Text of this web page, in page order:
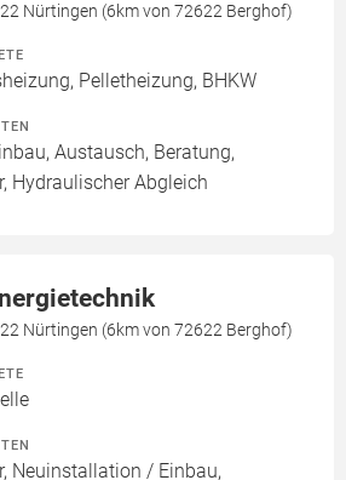
Nürtingen (6km von 72622 Berghof)
Pelletheizung, BHKW
Austausch, Beratung,
Hydraulischer Abgleich
Nürtingen (6km von 72622 Berghof)
Neuinstallation / Einbau,